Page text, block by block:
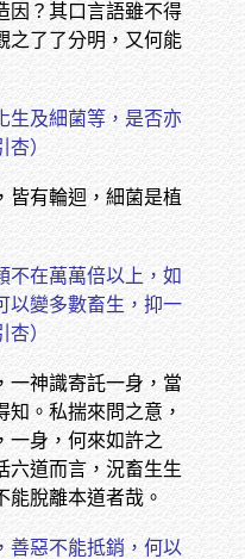
因？其口言語雖不得
之了了分明，又何能
生及細菌等，是否亦
）
皆有輪迴，細菌是植
不在萬萬倍以上，如
以變多數畜生，抑一
）
一神識寄託一身，當
知。私揣來問之意，
一身，何來如許之
六道而言，況畜生生
能脫離本道者哉。
善惡不能抵銷，何以